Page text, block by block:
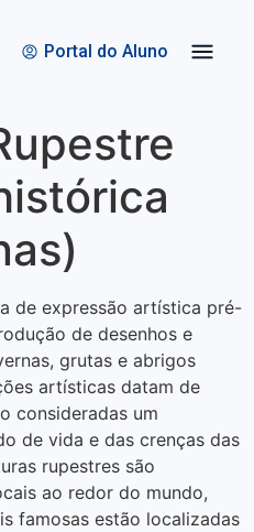
Portal do Aluno
de expressão artística pré-
de desenhos e
grutas e abrigos
artísticas datam de
consideradas um
de vida e das crenças das
rupestres são
ao redor do mundo,
famosas estão localizadas